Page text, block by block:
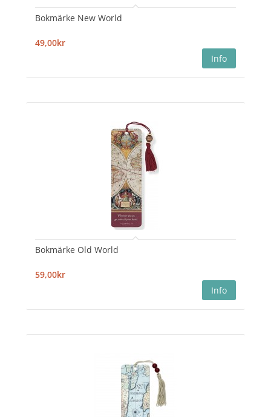
Bokmärke New World
49,00kr
Bokmärke Old World
59,00kr